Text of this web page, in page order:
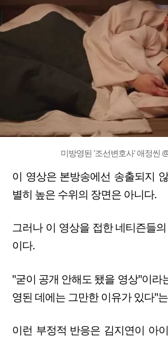
미방영된 '조선변호사' 애정씬
이 영상은 본방송에선 송출되지
별히 높은 수위의 장면은 아니다.
그러나 이 영상을 접한 네티즌들
이다.
"굳이 공개 안해도 됐을 영상"이라
영된 데에는 그만한 이유가 있다"
이런 부정적 반응은 김지연이 아